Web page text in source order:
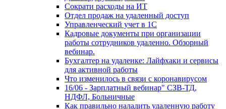
Сократи расходы на ИТ
Отдел продаж на удаленный доступ
Управленческий учет в 1С
Кадровые документы при организации
работы сотрудников удаленно. Обзорный
вебинар.
Бухгалтер на удаленке: Лайфхаки и сервисы
для активной работы
Что изменилось в связи с коронавирусом
16/06 - Зарплатный вебинар" СЗВ-ТД,
НДФЛ, Больничные
Как правильно наладить удаленную работу